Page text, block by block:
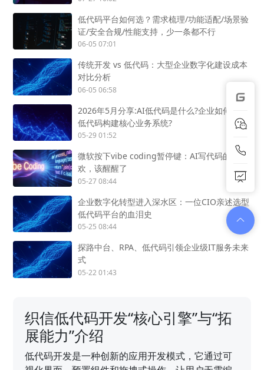
低代码平台如何选？需求梳理/功能适配/场景验
证/安全合规/性能支持，少一条都不行
06-05 07:01
传统开发 vs 低代码：大型企业数字化建设成本
对比分析
06-05 06:58
2026年5月分享:AI低代码是什么?企业如何用AI
低代码构建核心业务系统?
05-29 01:52
微软按下vibe coding暂停键：AI写代码的狂
欢，该醒醒了
05-27 08:44
企业数字化转型进入深水区：一位CIO亲述选型
低代码平台的血泪史
05-25 08:44
探路中台、RPA、低代码引领企业级IT服务未来
式
05-22 01:43
织信低代码开发“核心引擎”与“拓
展能力”介绍
低代码开发是一种创新的应用开发模式，它通过可